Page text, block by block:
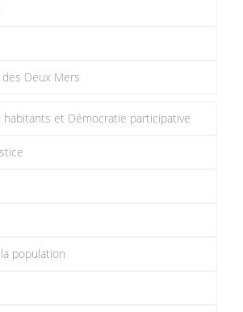
Deux Mers
habitants et Démocratie participative
population